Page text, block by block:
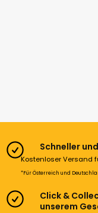
Schneller
Kostenloser Versand
*Für Österreich und
Click &
unserem